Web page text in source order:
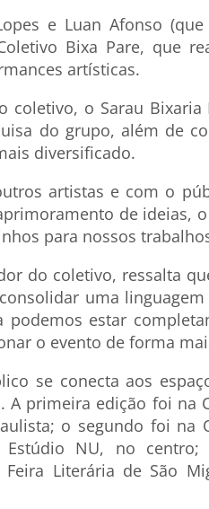
e Luan Afonso
Bixa Pare, que
artísticas.
coletivo, o Sarau
do grupo, além de
diversificado.
artistas e com o
de ideias,
para nossos
do coletivo, ressalta
uma
podemos estar
o evento de forma
se conecta aos
A primeira edição foi na
o segundo foi na
NU, no
Feira Literária de São